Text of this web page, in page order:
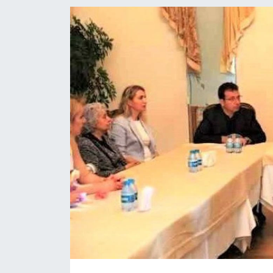
KÖŞE YAZILARI
KÖŞE YAZILARI (Arşiv)
KÜLTÜR SANAT
MAGAZİN
RÖPORTAJ
SAĞLIK
SARIYER HABERLERİ